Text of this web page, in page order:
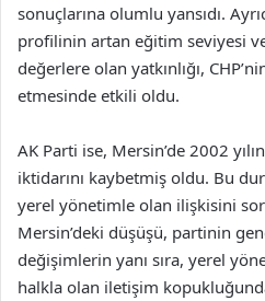
sonuçlarına olumlu yansıdı.
profilinin artan eğitim seviyesi
değerlere olan yatkınlığı,
etmesinde etkili oldu.
AK Parti ise, Mersin’de 2002
iktidarını kaybetmiş oldu. Bu
yerel yönetimle olan ilişkisini
Mersin’deki düşüşü, partinin
değişimlerin yanı sıra, yerel
halkla olan iletişim